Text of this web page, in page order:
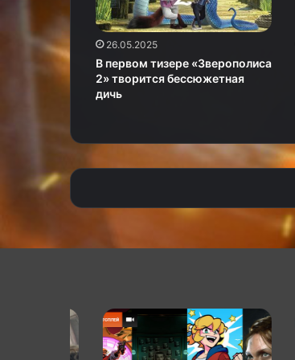
26.05.2025
В первом тизере «Зверополиса
2» творится бессюжетная
дичь
КГ
играет:
Игровой
КГ
играет:
Black